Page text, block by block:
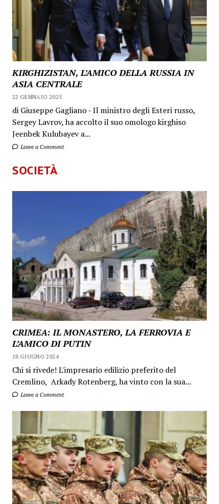
KIRGHIZISTAN, L’AMICO DELLA RUSSIA IN
ASIA CENTRALE
22 GENNAIO 2025
di Giuseppe Gagliano - Il ministro degli Esteri russo,
Sergey Lavrov, ha accolto il suo omologo kirghiso
Jeenbek Kulubayev a...
Leave a Comment
SOCIETÀ
CRIMEA: IL MONASTERO, LA FERROVIA E
L’AMICO DI PUTIN
18 GIUGNO 2024
Chi si rivede! L'impresario edilizio preferito del
Cremlino, Arkady Rotenberg, ha vinto con la sua...
Leave a Comment